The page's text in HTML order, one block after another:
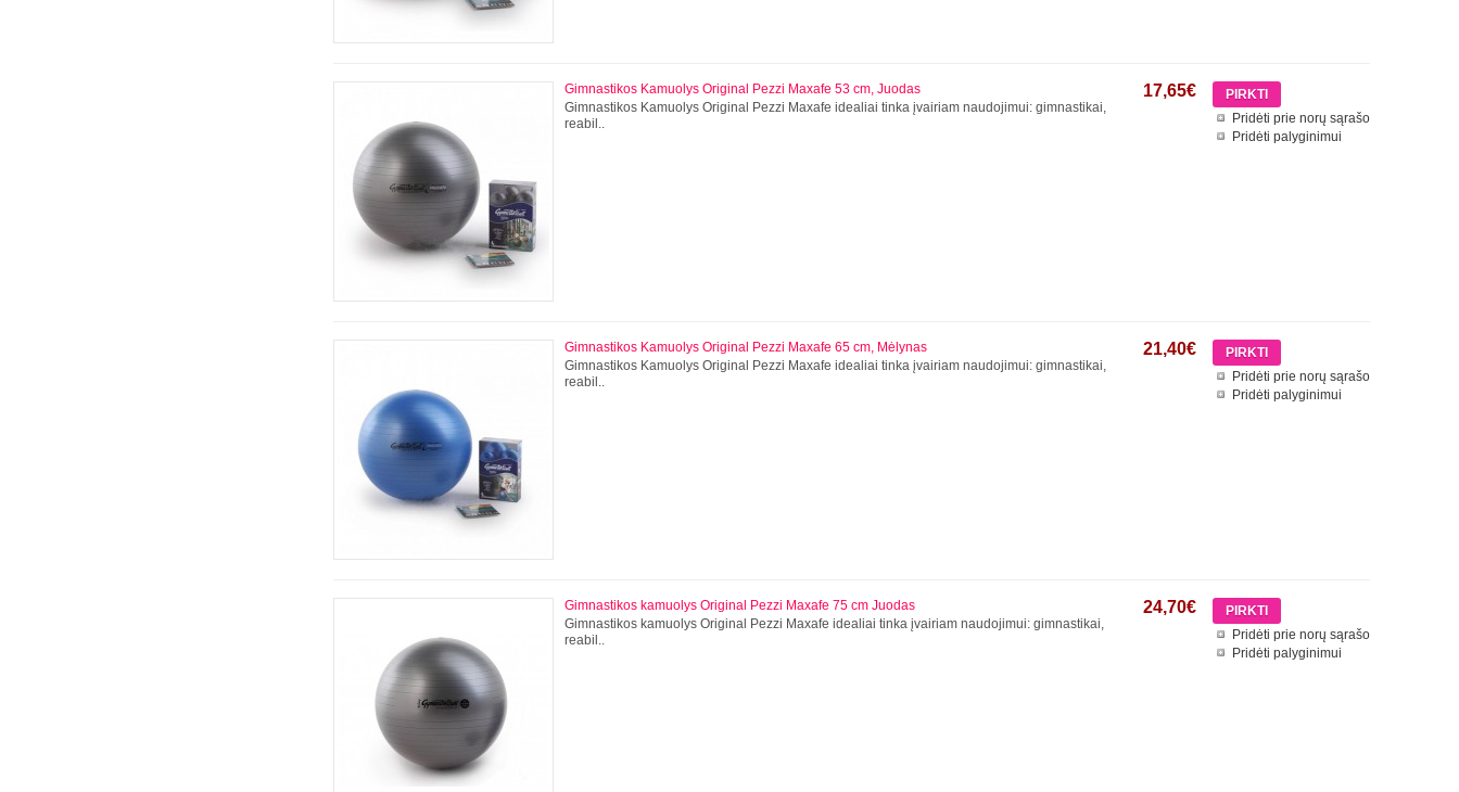
Pridėti prie norų sąrašo
Pridėti palyginimui
17,65€
Gimnastikos Kamuolys Original Pezzi Maxafe 53 cm, Juodas
Gimnastikos Kamuolys Original Pezzi Maxafe idealiai tinka įvairiam naudojimui: gimnastikai,
reabil..
Pridėti prie norų sąrašo
Pridėti palyginimui
21,40€
Gimnastikos Kamuolys Original Pezzi Maxafe 65 cm, Mėlynas
Gimnastikos Kamuolys Original Pezzi Maxafe idealiai tinka įvairiam naudojimui: gimnastikai,
reabil..
Pridėti prie norų sąrašo
Pridėti palyginimui
24,70€
Gimnastikos kamuolys Original Pezzi Maxafe 75 cm Juodas
Gimnastikos kamuolys Original Pezzi Maxafe idealiai tinka įvairiam naudojimui: gimnastikai,
reabil..